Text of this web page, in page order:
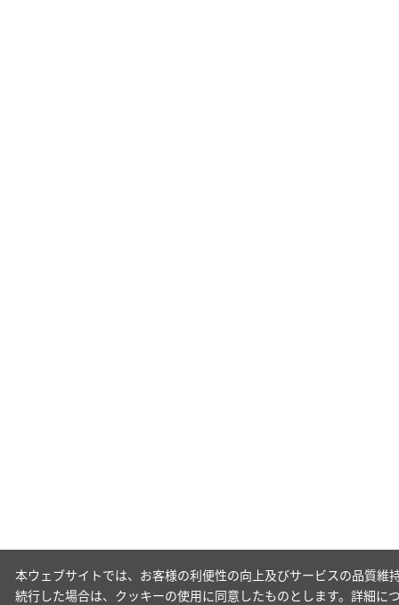
本ウェブサイトでは、お客様の利便性の向上及びサービスの品質
続行した場合は、クッキーの使用に同意したものとします。詳細